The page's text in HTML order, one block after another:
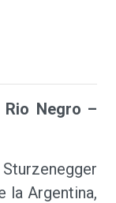
Rio Negro –
la Argentina,